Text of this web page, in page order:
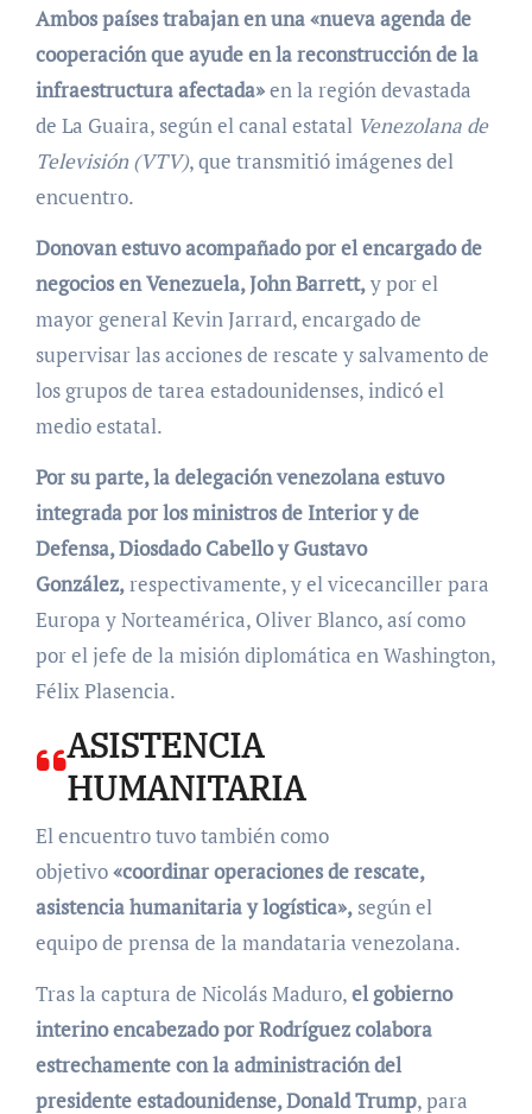
Ambos países trabajan en una «nueva agenda de
cooperación que ayude en la reconstrucción de la
infraestructura afectada»en la región devastada
de La Guaira, según el canal estatal Venezolana de
Televisión (VTV), que transmitió imágenes del
encuentro.
Donovan estuvo acompañado por el encargado de
negocios en Venezuela, John Barrett,y por el
mayor general Kevin Jarrard, encargado de
supervisar las acciones de rescate y salvamento de
los grupos de tarea estadounidenses, indicó el
medio estatal.
Por su parte, la delegación venezolana estuvo
integrada por los ministros de Interior y de
Defensa, Diosdado Cabello y Gustavo
González,respectivamente, y el vicecanciller para
Europa y Norteamérica, Oliver Blanco, así como
por el jefe de la misión diplomática en Washington,
Félix Plasencia.
ASISTENCIA
HUMANITARIA
El encuentro tuvo también como
objetivo«coordinar operaciones de rescate,
asistencia humanitaria y logística», según el
equipo de prensa de la mandataria venezolana.
Tras la captura de Nicolás Maduro,el gobierno
interino encabezado por Rodríguez colabora
estrechamente con la administración del
presidente estadounidense, Donald Trump, para